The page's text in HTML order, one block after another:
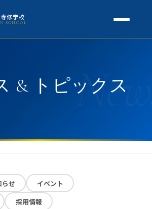
修学校
SCHOOL
ー
& トピックス
らせ
イベント
採用情報